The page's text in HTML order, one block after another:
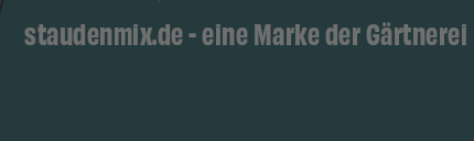
staudenmix.de - eine Marke der